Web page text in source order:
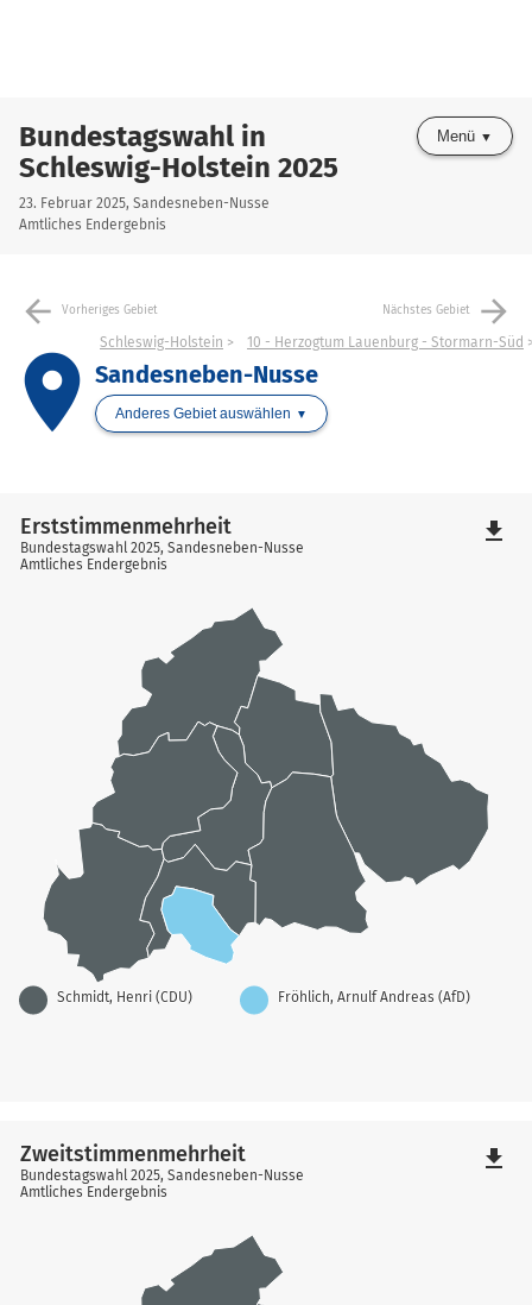
Bundestagswahl in
Schleswig-Holstein 2025
23. Februar 2025, Sandesneben-Nusse
Amtliches Endergebnis
Menü
arrow_back Vorheriges Gebiet Nächstes Gebiet arrow_forward
place
Schleswig-Holstein 10 - Herzogtum Lauenburg - Stormarn-Süd
Sandesneben-Nusse
Anderes Gebiet auswählen
Erststimmenmehrheit
Bundestagswahl 2025, Sandesneben-Nusse
Amtliches Endergebnis
Schmidt, Henri (CDU) Fröhlich, Arnulf Andreas (AfD)
file_download
Zweitstimmenmehrheit
Bundestagswahl 2025, Sandesneben-Nusse
Amtliches Endergebnis
file_download